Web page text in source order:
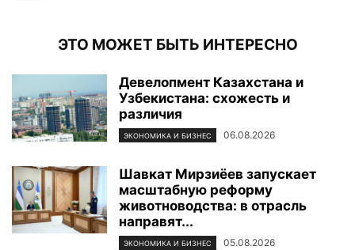
ЭТО МОЖЕТ БЫТЬ ИНТЕРЕСНО
Девелопмент Казахстана и
Узбекистана: схожесть и
различия
ЭКОНОМИКА И БИЗНЕС 06.08.2026
Шавкат Мирзиёев запускает
масштабную реформу
животноводства: в отрасль
направят...
ЭКОНОМИКА И БИЗНЕС 05.08.2026